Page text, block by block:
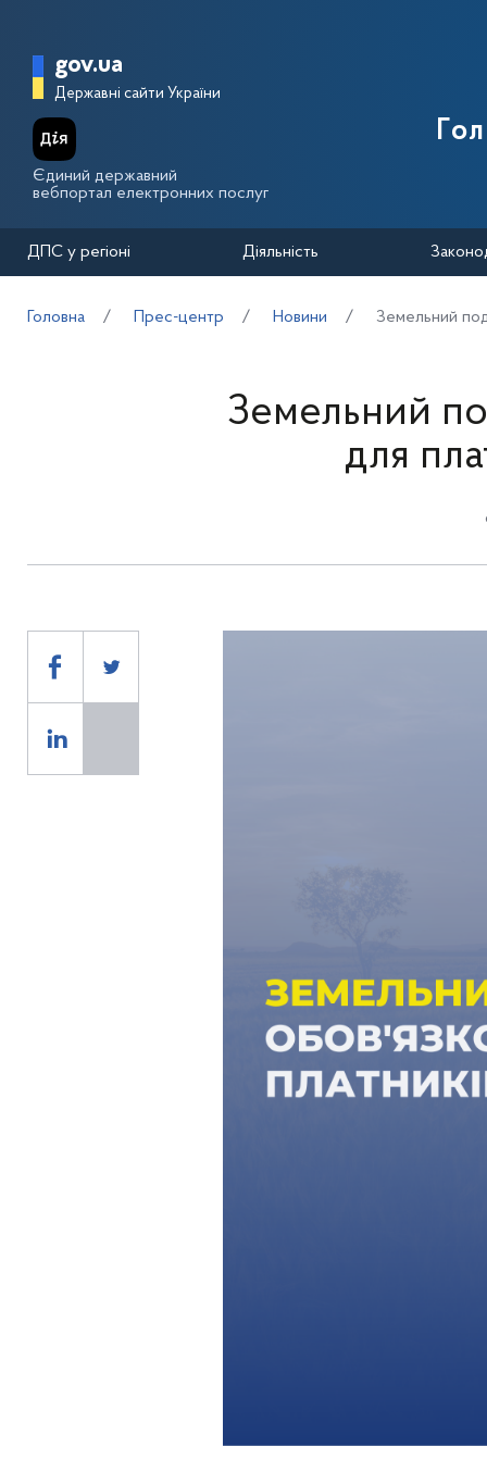
Головна сторінка Державної
gov.ua
Державні сайти України
Єдиний державний
вебпортал електронних послуг
ДПС у регіоні Діяльність
Головна Прес-центр Новини Земельний
Земельний
для